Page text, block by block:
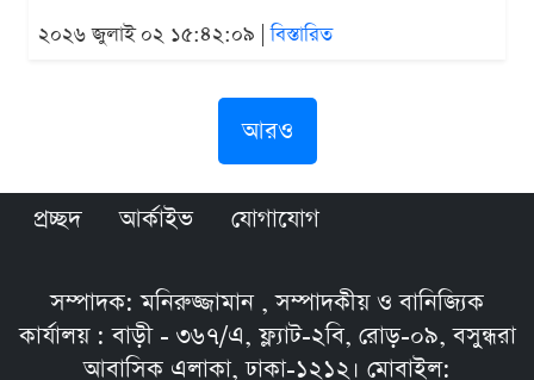
২০২৬ জুলাই ০২ ১৫:৪২:০৯ |বিস্তারিত
আরও
প্রচ্ছদ আর্কাইভ যোগাযোগ
সম্পাদক: মনিরুজ্জামান , সম্পাদকীয় ও বানিজ্যিক
কার্যালয় : বাড়ী - ৩৬৭/এ, ফ্ল্যাট-২বি, রোড়-০৯, বসুন্ধরা
আবাসিক এলাকা, ঢাকা-১২১২। মোবাইল: